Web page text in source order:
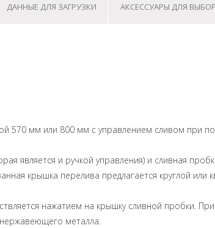
ДАННЫЕ ДЛЯ ЗАГРУЗКИ АКСЕССУАРЫ ДЛЯ
570 мм или 800 мм с управлением сливом при
является и ручкой управления) и сливная
крышка перелива предлагается круглой
нажатием на крышку сливной пробки.
металла.